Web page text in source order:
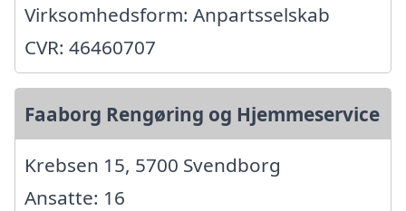
Virksomhedsform: Anpartsselskab
CVR: 46460707
Faaborg Rengøring og Hjemmeservice
Krebsen 15, 5700 Svendborg
Ansatte: 16